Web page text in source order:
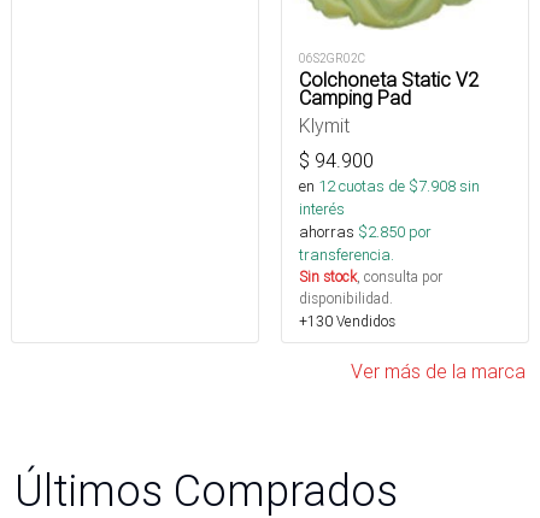
06S2GR02C
Colchoneta Static V2
Camping Pad
Klymit
$ 94.900
en 12cuotas de $7.908sin
interés
ahorras $2.850 por
transferencia.
Sin stock, consulta por
disponibilidad.
+130 Vendidos
Ver más de la marca
Últimos Comprados